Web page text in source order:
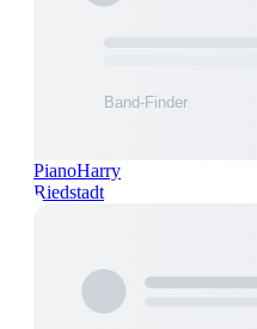
PianoHarry
Riedstadt